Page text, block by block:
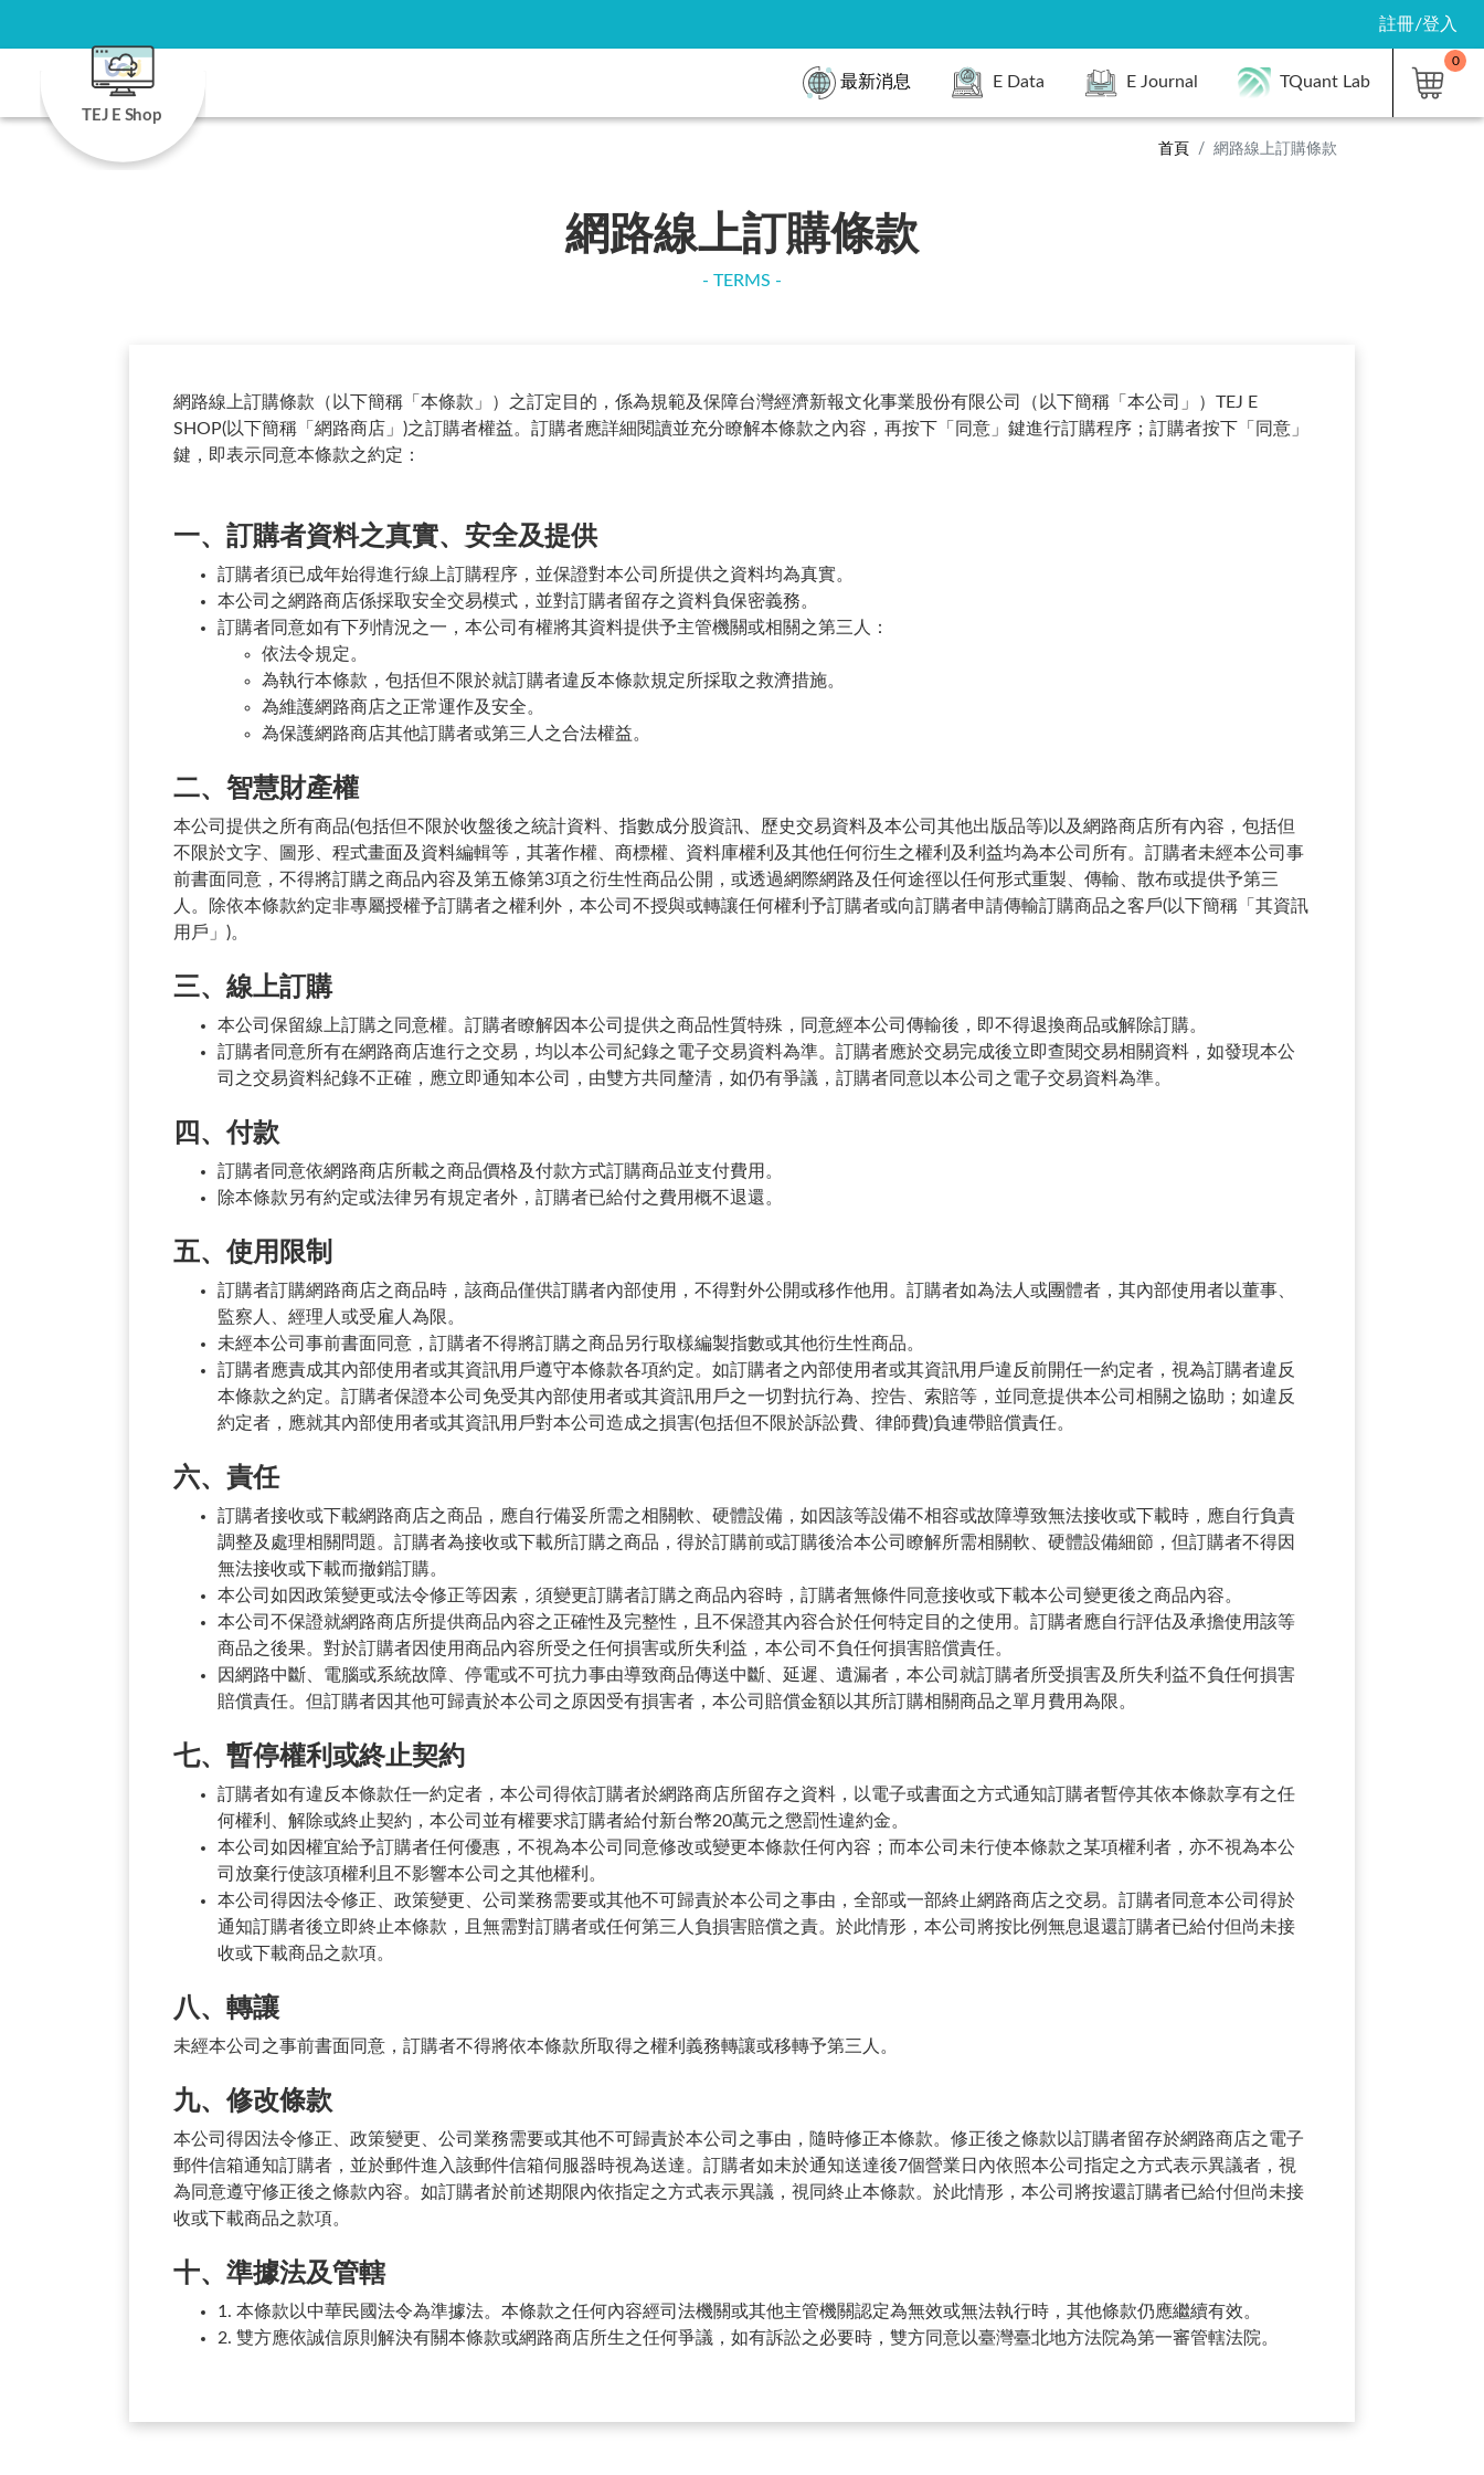
註冊/登入
TEJ E Shop
最新消息 E Data E Journal TQuant Lab
0
首頁 網路線上訂購條款
網路線上訂購條款
- TERMS -
網路線上訂購條款（以下簡稱「本條款」）之訂定目的，係為規範及保障台灣經濟新報文化事業股份有限公司（以下簡稱「本公司」）TEJ E
SHOP(以下簡稱「網路商店」)之訂購者權益。訂購者應詳細閱讀並充分瞭解本條款之內容，再按下「同意」鍵進行訂購程序；訂購者按下「同意」
鍵，即表示同意本條款之約定：
一、訂購者資料之真實、安全及提供
訂購者須已成年始得進行線上訂購程序，並保證對本公司所提供之資料均為真實。
本公司之網路商店係採取安全交易模式，並對訂購者留存之資料負保密義務。
訂購者同意如有下列情況之一，本公司有權將其資料提供予主管機關或相關之第三人：
依法令規定。
為執行本條款，包括但不限於就訂購者違反本條款規定所採取之救濟措施。
為維護網路商店之正常運作及安全。
為保護網路商店其他訂購者或第三人之合法權益。
二、智慧財產權
本公司提供之所有商品(包括但不限於收盤後之統計資料、指數成分股資訊、歷史交易資料及本公司其他出版品等)以及網路商店所有內容，包括但
不限於文字、圖形、程式畫面及資料編輯等，其著作權、商標權、資料庫權利及其他任何衍生之權利及利益均為本公司所有。訂購者未經本公司事
前書面同意，不得將訂購之商品內容及第五條第3項之衍生性商品公開，或透過網際網路及任何途徑以任何形式重製、傳輸、散布或提供予第三
人。除依本條款約定非專屬授權予訂購者之權利外，本公司不授與或轉讓任何權利予訂購者或向訂購者申請傳輸訂購商品之客戶(以下簡稱「其資訊
用戶」)。
三、線上訂購
本公司保留線上訂購之同意權。訂購者瞭解因本公司提供之商品性質特殊，同意經本公司傳輸後，即不得退換商品或解除訂購。
訂購者同意所有在網路商店進行之交易，均以本公司紀錄之電子交易資料為準。訂購者應於交易完成後立即查閱交易相關資料，如發現本公
司之交易資料紀錄不正確，應立即通知本公司，由雙方共同釐清，如仍有爭議，訂購者同意以本公司之電子交易資料為準。
四、付款
訂購者同意依網路商店所載之商品價格及付款方式訂購商品並支付費用。
除本條款另有約定或法律另有規定者外，訂購者已給付之費用概不退還。
五、使用限制
訂購者訂購網路商店之商品時，該商品僅供訂購者內部使用，不得對外公開或移作他用。訂購者如為法人或團體者，其內部使用者以董事、
監察人、經理人或受雇人為限。
未經本公司事前書面同意，訂購者不得將訂購之商品另行取樣編製指數或其他衍生性商品。
訂購者應責成其內部使用者或其資訊用戶遵守本條款各項約定。如訂購者之內部使用者或其資訊用戶違反前開任一約定者，視為訂購者違反
本條款之約定。訂購者保證本公司免受其內部使用者或其資訊用戶之一切對抗行為、控告、索賠等，並同意提供本公司相關之協助；如違反
約定者，應就其內部使用者或其資訊用戶對本公司造成之損害(包括但不限於訴訟費、律師費)負連帶賠償責任。
六、責任
訂購者接收或下載網路商店之商品，應自行備妥所需之相關軟、硬體設備，如因該等設備不相容或故障導致無法接收或下載時，應自行負責
調整及處理相關問題。訂購者為接收或下載所訂購之商品，得於訂購前或訂購後洽本公司瞭解所需相關軟、硬體設備細節，但訂購者不得因
無法接收或下載而撤銷訂購。
本公司如因政策變更或法令修正等因素，須變更訂購者訂購之商品內容時，訂購者無條件同意接收或下載本公司變更後之商品內容。
本公司不保證就網路商店所提供商品內容之正確性及完整性，且不保證其內容合於任何特定目的之使用。訂購者應自行評估及承擔使用該等
商品之後果。對於訂購者因使用商品內容所受之任何損害或所失利益，本公司不負任何損害賠償責任。
因網路中斷、電腦或系統故障、停電或不可抗力事由導致商品傳送中斷、延遲、遺漏者，本公司就訂購者所受損害及所失利益不負任何損害
賠償責任。但訂購者因其他可歸責於本公司之原因受有損害者，本公司賠償金額以其所訂購相關商品之單月費用為限。
七、暫停權利或終止契約
訂購者如有違反本條款任一約定者，本公司得依訂購者於網路商店所留存之資料，以電子或書面之方式通知訂購者暫停其依本條款享有之任
何權利、解除或終止契約，本公司並有權要求訂購者給付新台幣20萬元之懲罰性違約金。
本公司如因權宜給予訂購者任何優惠，不視為本公司同意修改或變更本條款任何內容；而本公司未行使本條款之某項權利者，亦不視為本公
司放棄行使該項權利且不影響本公司之其他權利。
本公司得因法令修正、政策變更、公司業務需要或其他不可歸責於本公司之事由，全部或一部終止網路商店之交易。訂購者同意本公司得於
通知訂購者後立即終止本條款，且無需對訂購者或任何第三人負損害賠償之責。於此情形，本公司將按比例無息退還訂購者已給付但尚未接
收或下載商品之款項。
八、轉讓
未經本公司之事前書面同意，訂購者不得將依本條款所取得之權利義務轉讓或移轉予第三人。
九、修改條款
本公司得因法令修正、政策變更、公司業務需要或其他不可歸責於本公司之事由，隨時修正本條款。修正後之條款以訂購者留存於網路商店之電子
郵件信箱通知訂購者，並於郵件進入該郵件信箱伺服器時視為送達。訂購者如未於通知送達後7個營業日內依照本公司指定之方式表示異議者，視
為同意遵守修正後之條款內容。如訂購者於前述期限內依指定之方式表示異議，視同終止本條款。於此情形，本公司將按還訂購者已給付但尚未接
收或下載商品之款項。
十、準據法及管轄
1. 本條款以中華民國法令為準據法。本條款之任何內容經司法機關或其他主管機關認定為無效或無法執行時，其他條款仍應繼續有效。
2. 雙方應依誠信原則解決有關本條款或網路商店所生之任何爭議，如有訴訟之必要時，雙方同意以臺灣臺北地方法院為第一審管轄法院。